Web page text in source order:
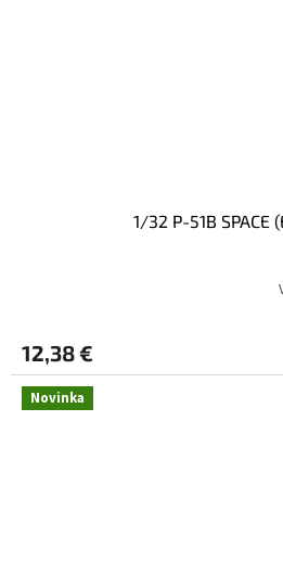
1/32 P-51B SPACE
12,38 €
Novinka